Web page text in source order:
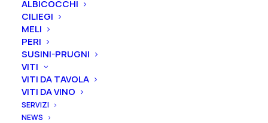
ALBICOCCHI
CILIEGI
MELI
PERI
SUSINI-PRUGNI
VITI
VITI DA TAVOLA
VITI DA VINO
SERVIZI
NEWS
Rosa
rampicante
treillage
"Brise
Parfum®"
quantità
Ordina subito questo prodotto!
Puoi acquistare ora questo prodotto contattandoci e
indicando la dimensione del vaso desiderata e la
quantità